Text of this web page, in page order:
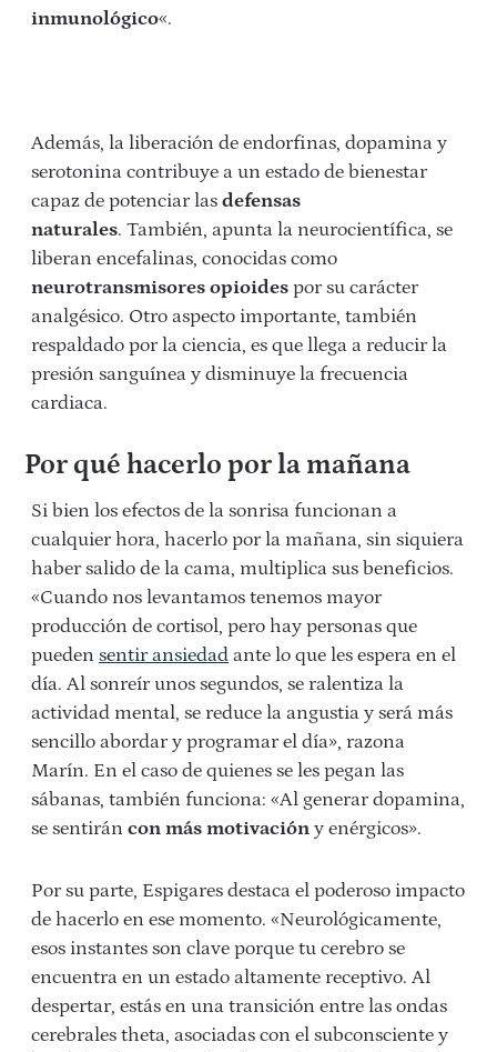
inmunológico«.
Además, la liberación de endorfinas, dopamina y
serotonina contribuye a un estado de bienestar
capaz de potenciar las defensas
naturales. También, apunta la neurocientífica, se
liberan encefalinas, conocidas como
neurotransmisores opioides por su carácter
analgésico. Otro aspecto importante, también
respaldado por la ciencia, es que llega a reducir la
presión sanguínea y disminuye la frecuencia
cardiaca.
Por qué hacerlo por la mañana
Si bien los efectos de la sonrisa funcionan a
cualquier hora, hacerlo por la mañana, sin siquiera
haber salido de la cama, multiplica sus beneficios.
«Cuando nos levantamos tenemos mayor
producción de cortisol, pero hay personas que
pueden sentir ansiedad ante lo que les espera en el
día. Al sonreír unos segundos, se ralentiza la
actividad mental, se reduce la angustia y será más
sencillo abordar y programar el día», razona
Marín. En el caso de quienes se les pegan las
sábanas, también funciona: «Al generar dopamina,
se sentirán con más motivación y enérgicos».
Por su parte, Espigares destaca el poderoso impacto
de hacerlo en ese momento. «Neurológicamente,
esos instantes son clave porque tu cerebro se
encuentra en un estado altamente receptivo. Al
despertar, estás en una transición entre las ondas
cerebrales theta, asociadas con el subconsciente y